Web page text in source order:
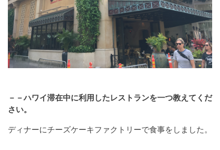
－－ハワイ滞在中に利用したレストランを一つ教えてくだ
さい。
ディナーにチーズケーキファクトリーで食事をしました。